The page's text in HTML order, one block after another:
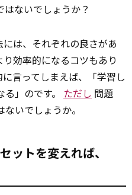
ないでしょうか？
は、それぞれの良さがあ
効率的になるコツもあり
言ってしまえば、「学習し
」のです。 ただし 問題
いでしょうか。
ットを変えれば、